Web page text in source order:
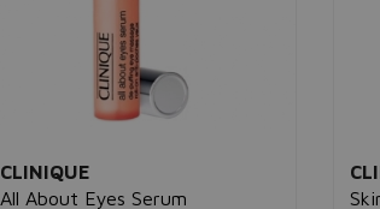
CLINIQUE
All About Eyes Serum